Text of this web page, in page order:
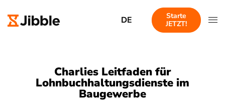
DE
Starte
JETZT!
Charlies Leitfaden für
Lohnbuchhaltungsdienste im
Baugewerbe